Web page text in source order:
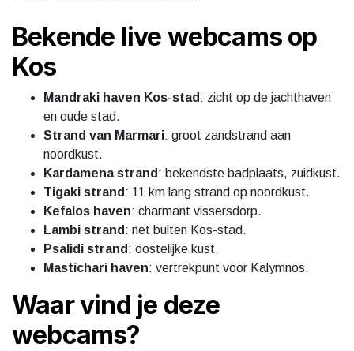
Bekende live webcams op
Kos
Mandraki haven Kos-stad : zicht op de jachthaven
en oude stad.
Strand van Marmari: groot zandstrand aan
noordkust.
Kardamena strand : bekendste badplaats, zuidkust.
Tigaki strand : 11 km lang strand op noordkust.
Kefalos haven: charmant vissersdorp.
Lambi strand : net buiten Kos-stad.
Psalidi strand : oostelijke kust.
Mastichari haven: vertrekpunt voor Kalymnos.
Waar vind je deze
webcams?